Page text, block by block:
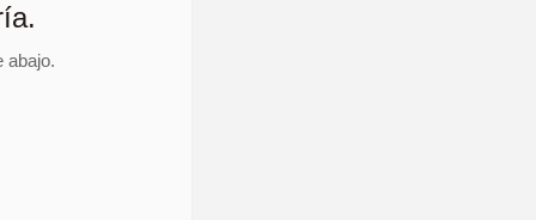
abajo.